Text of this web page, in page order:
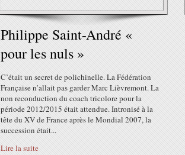
Philippe Saint-André «
pour les nuls »
C’était un secret de polichinelle. La Fédération
Française n’allait pas garder Marc Lièvremont. La
non reconduction du coach tricolore pour la
période 2012/2015 était attendue. Intronisé à la
tête du XV de France après le Mondial 2007, la
succession était...
Lire la suite